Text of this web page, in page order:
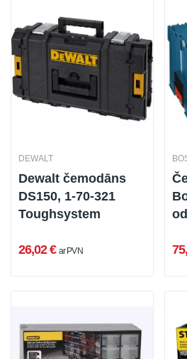
DEWALT
Dewalt čemodāns
DS150, 1-70-321
Toughsystem
26,02 € ar PVN